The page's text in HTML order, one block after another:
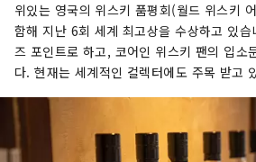
위있는 영국의 위스키 품평회(월드 위스키
함해 지난 6회 세계 최고상을 수상하고 있
즈 포인트로 하고, 코어인 위스키 팬의 입소
다. 현재는 세계적인 컬렉터에도 주목 받고